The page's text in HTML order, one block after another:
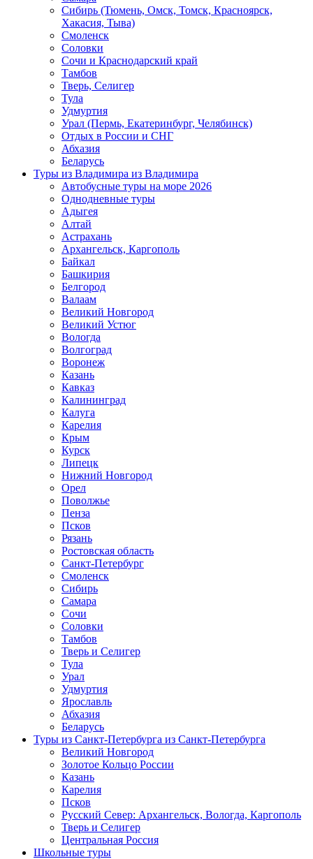
Сибирь (Тюмень, Омск, Томск, Красноярск,
Хакасия, Тыва)
Смоленск
Соловки
Сочи и Краснодарский край
Тамбов
Тверь, Селигер
Тула
Удмуртия
Урал (Пермь, Екатеринбург, Челябинск)
Отдых в России и СНГ
Абхазия
Беларусь
Туры из Владимира из Владимира
Автобусные туры на море 2026
Однодневные туры
Адыгея
Алтай
Астрахань
Архангельск, Каргополь
Байкал
Башкирия
Белгород
Валаам
Великий Новгород
Великий Устюг
Вологда
Волгоград
Воронеж
Казань
Кавказ
Калининград
Калуга
Карелия
Крым
Курск
Липецк
Нижний Новгород
Орел
Поволжье
Пенза
Псков
Рязань
Ростовская область
Санкт-Петербург
Смоленск
Сибирь
Самара
Сочи
Соловки
Тамбов
Тверь и Селигер
Тула
Урал
Удмуртия
Ярославль
Абхазия
Беларусь
Туры из Санкт-Петербурга из Санкт-Петербурга
Великий Новгород
Золотое Кольцо России
Казань
Карелия
Псков
Русский Север: Архангельск, Вологда, Каргополь
Тверь и Селигер
Центральная Россия
Школьные туры